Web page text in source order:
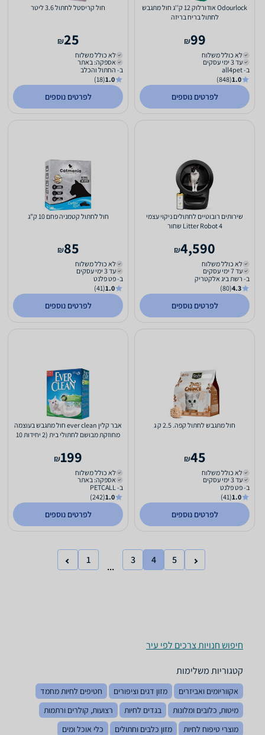
Odourlock אודורלוק 12 ק''ג חול מתגבש
לחתול בריח בריזה
99
₪
לא כולל משלוח
עד 3 ימי עסקים
ב- all4pet
1.0
(848)
לפרטים נוספים
חול קריסטל לחתול 3.6 ליטר
25
₪
לא כולל משלוח
אספקה: באתר
ב- החתול והכלב
1.0
(18)
לפרטים נוספים
שירותים רובוטיים לחתולים ניקוי עצמי
Litter Robot 4 שחור
4,590
₪
לא כולל משלוח
עד 7 ימי עסקים
ב- רשת ביג אלקטריק
4.3
(80)
לפרטים נוספים
חול לחתול קטמניה פחם 10 ק"ג
85
₪
לא כולל משלוח
עד 3 ימי עסקים
ב- פט פלנט
1.0
(41)
לפרטים נוספים
חול מתגבש לחתול קפה. 2.5 ק ג
45
₪
לא כולל משלוח
עד 3 ימי עסקים
ב- פט פלנט
1.0
(41)
לפרטים נוספים
אבר קלין ever clean חול מתגבש בעוצמה
מחוזקת מבושם לחתולי בית (2 יחידות 10
199
₪
לא כולל משלוח
אספקה: באתר
ב- PETCALL
1.0
(242)
לפרטים נוספים
1
...
3 4 5
חיפוש חנויות צרכים לפי עיר
קטגוריות משלימות
אקווריומים ואביזרים מזון דגים וציפורים
חטיפים לחיות מחמד
מיטות, כלובים ומלונות
בגדים לחיות
רצועות, קולרים ורתמות
מוצרי טיפוח לחיות
מזון כלבים וחתולים
כלי אוכל ומים